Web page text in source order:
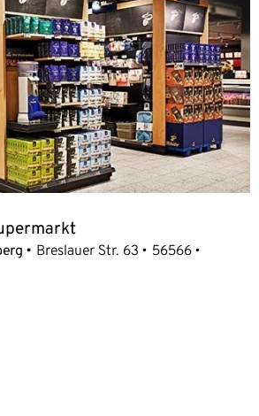
Breslauer Str. 63
56566